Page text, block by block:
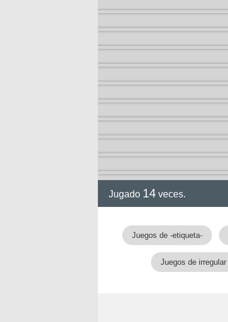
Jugado 14 veces.
Juegos de -etiqueta-
Juegos de irregular